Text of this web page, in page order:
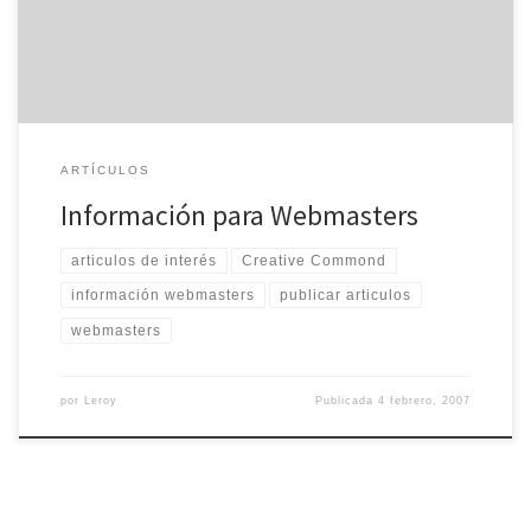
ARTÍCULOS
Información para Webmasters
articulos de interés Creative Commond
información webmasters publicar articulos
webmasters
por Leroy Publicada4 febrero, 2007